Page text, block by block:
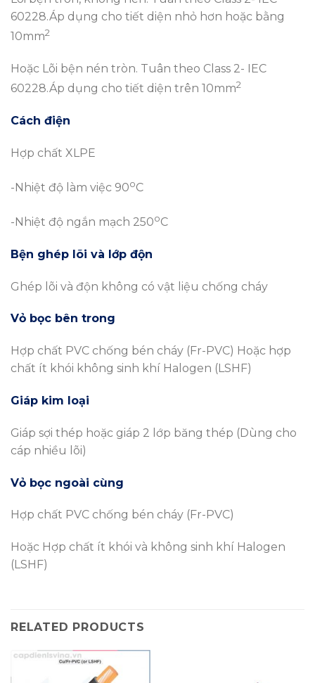
60228.Áp dụng cho tiết diện nhỏ hơn hoặc bằng
10mm2
Hoặc Lõi bện nén tròn. Tuân theo Class 2- IEC
60228.Áp dụng cho tiết diện trên 10mm2
Cách điện
Hợp chất XLPE
-Nhiệt độ làm việc 90oC
-Nhiệt độ ngắn mạch 250oC
Bện ghép lõi và lớp độn
Ghép lõi và độn không có vật liệu chống cháy
Vỏ bọc bên trong
Hợp chất PVC chống bén cháy (Fr-PVC) Hoặc hợp
chất ít khói không sinh khí Halogen (LSHF)
Giáp kim loại
Giáp sợi thép hoặc giáp 2 lớp băng thép (Dùng cho
cáp nhiều lõi)
Vỏ bọc ngoài cùng
Hợp chất PVC chống bén cháy (Fr-PVC)
Hoặc Hợp chất ít khói và không sinh khí Halogen
(LSHF)
RELATED PRODUCTS